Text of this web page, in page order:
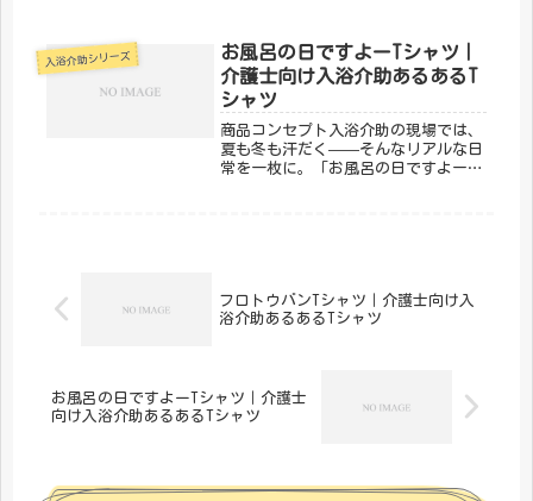
わかってくれる。「メディカルきのこ
センター」が手がけるこのデザイン
は、医...
入浴介助シリーズ
お風呂の日ですよーTシャツ｜
介護士向け入浴介助あるあるT
シャツ
商品コンセプト入浴介助の現場では、
夏も冬も汗だく——そんなリアルな日
常を一枚に。「お風呂の日ですよー」
フロトウバンTシャツ｜介護士向け入
浴介助あるあるTシャツ
お風呂の日ですよーTシャツ｜介護士
向け入浴介助あるあるTシャツ